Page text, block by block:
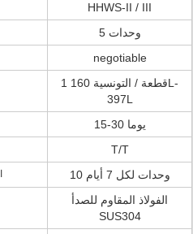
HHWS-II / III
5 وحدات
negotiable
1 قطعة / التونسية 160L-
397L
15-30 يوما
T/T
10 وحدات لكل 7 أيام
الفولاذ المقاوم للصدأ
SUS304